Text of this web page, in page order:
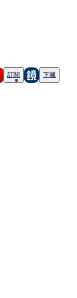
訂閱 下載